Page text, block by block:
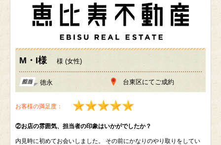
M・I様 様 (女性)
徳永 台東区にてご成約
お客様の満足度：
②お店の雰囲気、担当者の印象はいかがでしたか？
内見時に初めてお会いしました。 その前にかなりのやり取りをしてい